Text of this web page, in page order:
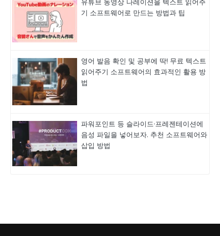
기 소프트웨어로 만드는 방법과 팁
영어 발음 확인 및 공부에 딱! 무료 텍스트
읽어주기 소프트웨어의 효과적인 활용 방
법
파워포인트 등 슬라이드·프레젠테이션에
음성 파일을 넣어보자. 추천 소프트웨어와
삽입 방법